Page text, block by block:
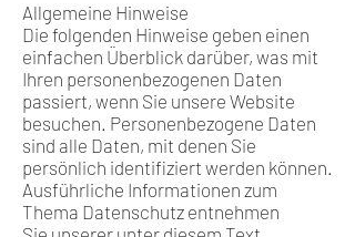
Allgemeine Hinweise
Die folgenden Hinweise geben einen
einfachen Überblick darüber, was mit
Ihren personenbezogenen Daten
passiert, wenn Sie unsere Website
besuchen. Personenbezogene Daten
sind alle Daten, mit denen Sie
persönlich identifiziert werden können.
Ausführliche Informationen zum
Thema Datenschutz entnehmen